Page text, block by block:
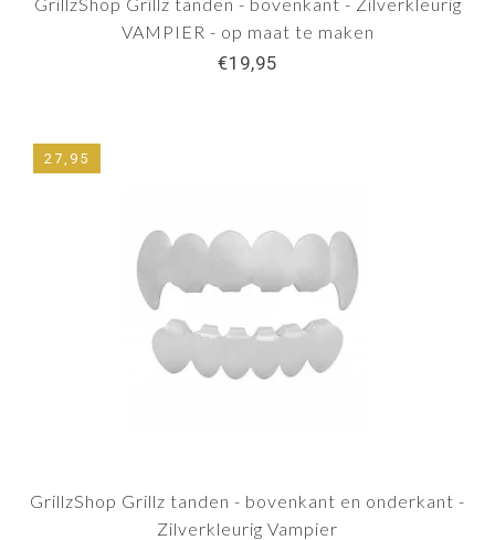
VAMPIER - op maat te maken
€19,95
27,95
GrillzShop Grillz tanden - bovenkant en onderkant -
Zilverkleurig Vampier